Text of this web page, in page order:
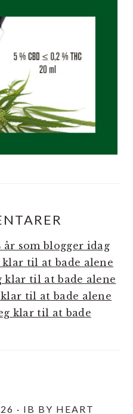
år som blogger idag
klar til at bade alene
klar til at bade alene
til at bade alene
klar til at bade
· IB BY HEART